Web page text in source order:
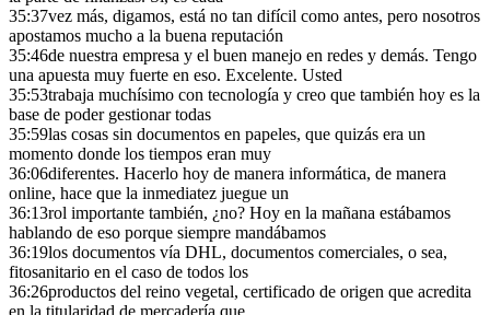
35:37vez más, digamos, está no tan difícil como antes, pero nosotros
apostamos mucho a la buena reputación
35:46de nuestra empresa y el buen manejo en redes y demás. Tengo
una apuesta muy fuerte en eso. Excelente. Usted
35:53trabaja muchísimo con tecnología y creo que también hoy es la
base de poder gestionar todas
35:59las cosas sin documentos en papeles, que quizás era un
momento donde los tiempos eran muy
36:06diferentes. Hacerlo hoy de manera informática, de manera
online, hace que la inmediatez juegue un
36:13rol importante también, ¿no? Hoy en la mañana estábamos
hablando de eso porque siempre mandábamos
36:19los documentos vía DHL, documentos comerciales, o sea,
fitosanitario en el caso de todos los
36:26productos del reino vegetal, certificado de origen que acredita